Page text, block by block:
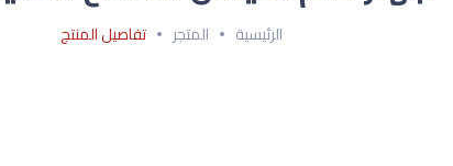
الرئيسية المتجر تفاصيل المنتج